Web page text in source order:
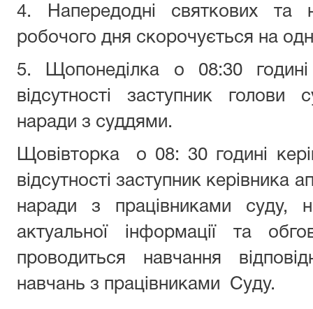
4. Напередодні святкових та
робочого дня скорочується на
5. Щопонеділка о 08:30
відсутності заступник голови
наради з суддями.
Щовівторка
о 08: 30 годині
відсутності заступник керівника
наради з працівниками суду,
актуальної інформації та
проводиться навчання
навчань з працівниками
Суду.